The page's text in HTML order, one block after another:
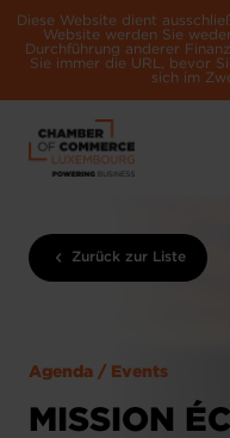
Diese Website dient
Website werden Sie
Durchführung anderer
Sie immer die URL, bevor
sich im
Zurück zur Liste
Agenda / Events
MISSION